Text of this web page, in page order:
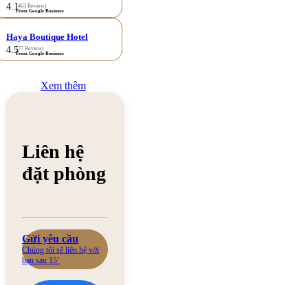
4.1(463 Review)
From Google Business
Haya Boutique Hotel
4.5(77 Review)
From Google Business
Xem thêm
Liên hệ
đặt phòng
Gửi yêu cầu
Chúng tôi sẽ liên hệ với
bạn sau 15’